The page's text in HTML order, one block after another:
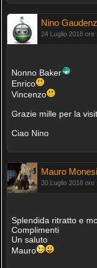
Nino
24 Luglio 2018 ore
Nonno Baker
Enrico
Vincenzo
Grazie mille per la
Ciao Nino
Mauro Monesi
30 Luglio 2018 ore
Splendida ritratto e
Complimenti
Un saluto
Mauro